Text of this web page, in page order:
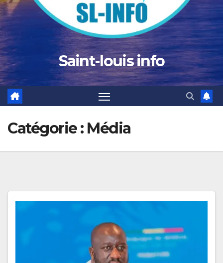
Saint-louis info
Catégorie : Média